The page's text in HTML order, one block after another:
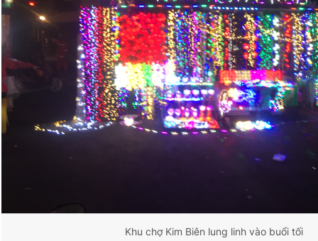
Khu chợ Kim Biên lung linh vào buổi tối